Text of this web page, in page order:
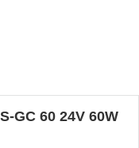
GC 60 24V 60W